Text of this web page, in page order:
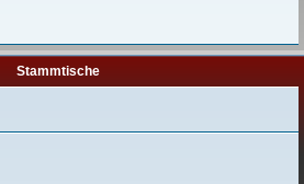
Stammtische